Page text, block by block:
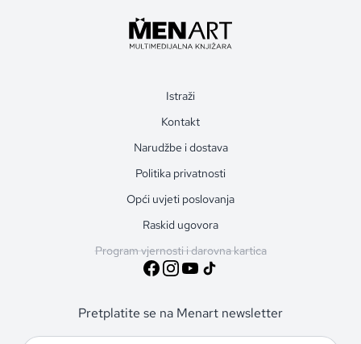
Istraži
Kontakt
Narudžbe i dostava
Politika privatnosti
Opći uvjeti poslovanja
Raskid ugovora
Program vjernosti i darovna kartica
Pretplatite se na Menart newsletter